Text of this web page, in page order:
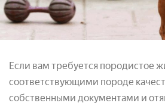
Если вам требуется породистое
соответствующими породе
собственными документами и